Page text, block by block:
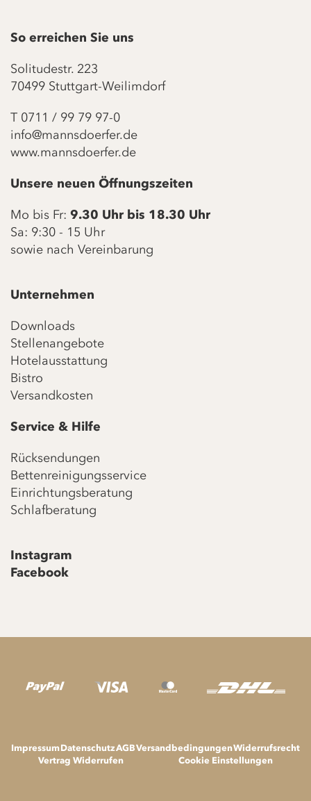
So erreichen Sie uns
Solitudestr. 223
70499 Stuttgart-Weilimdorf
T 0711 / 99 79 97-0
info@mannsdoerfer.de
www.mannsdoerfer.de
Unsere neuen Öffnungszeiten
Mo bis Fr: 9.30 Uhr bis 18.30 Uhr
Sa: 9:30 - 15 Uhr
sowie nach Vereinbarung
Unternehmen
Downloads
Stellenangebote
Hotelausstattung
Bistro
Versandkosten
Service & Hilfe
Rücksendungen
Bettenreinigungsservice
Einrichtungsberatung
Schlafberatung
Instagram
Facebook
ImpressumDatenschutzAGBVersandbedingungenWiderrufsrecht
Vertrag Widerrufen
Cookie Einstellungen